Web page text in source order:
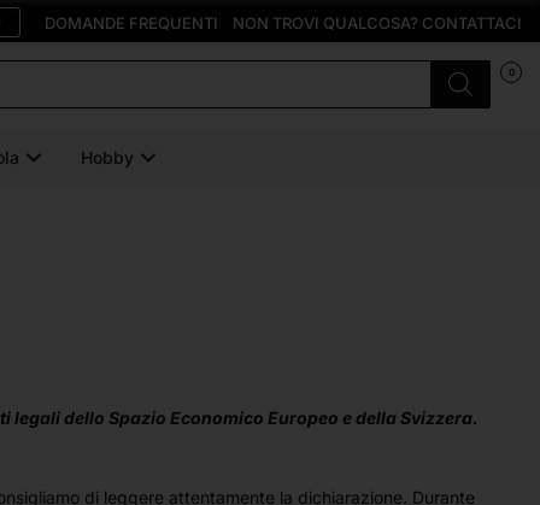
DOMANDE FREQUENTI NON TROVI QUALCOSA? CONTATTACI
0
Hobby
dello Spazio Economico Europeo e della Svizzera.
di leggere attentamente la dichiarazione. Durante